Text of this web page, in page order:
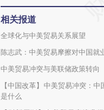
相关报道
全球化与中美贸易关系展望
陈志武：中美贸易摩擦对中国就
中美贸易冲突与美联储政策转向
【中国改革】中美贸易冲突：
是什么